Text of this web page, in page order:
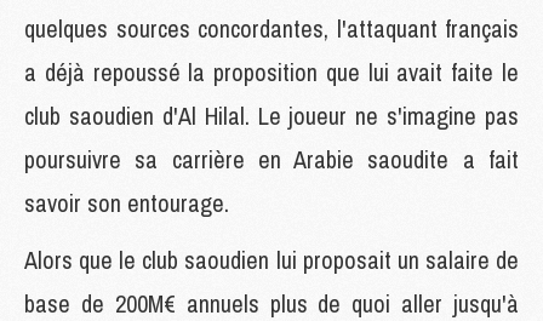
quelques sources concordantes, l'attaquant français
a déjà repoussé la proposition que lui avait faite le
club saoudien d'Al Hilal. Le joueur ne s'imagine pas
poursuivre sa carrière en Arabie saoudite a fait
savoir son entourage.
Alors que le club saoudien lui proposait un salaire de
base de 200M€ annuels plus de quoi aller jusqu'à